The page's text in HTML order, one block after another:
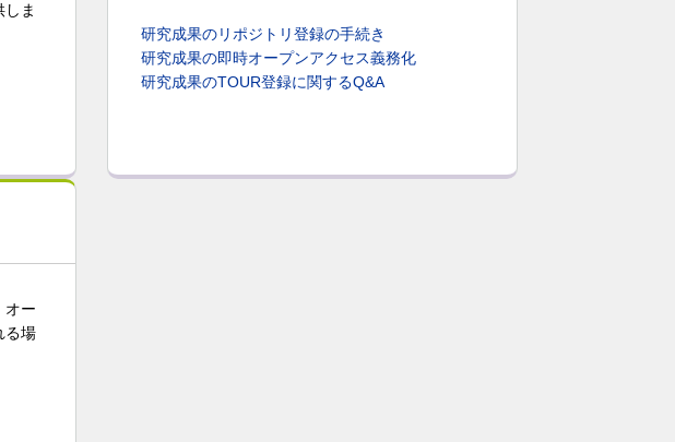
ま
研究成果のリポジトリ登録の手続き
研究成果の即時オープンアクセス義務化
研究成果のTOUR登録に関するQ&A
オー
る場